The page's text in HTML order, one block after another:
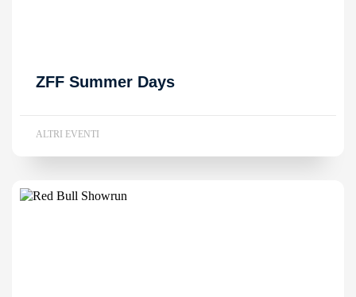
ZFF Summer Days
ALTRI EVENTI